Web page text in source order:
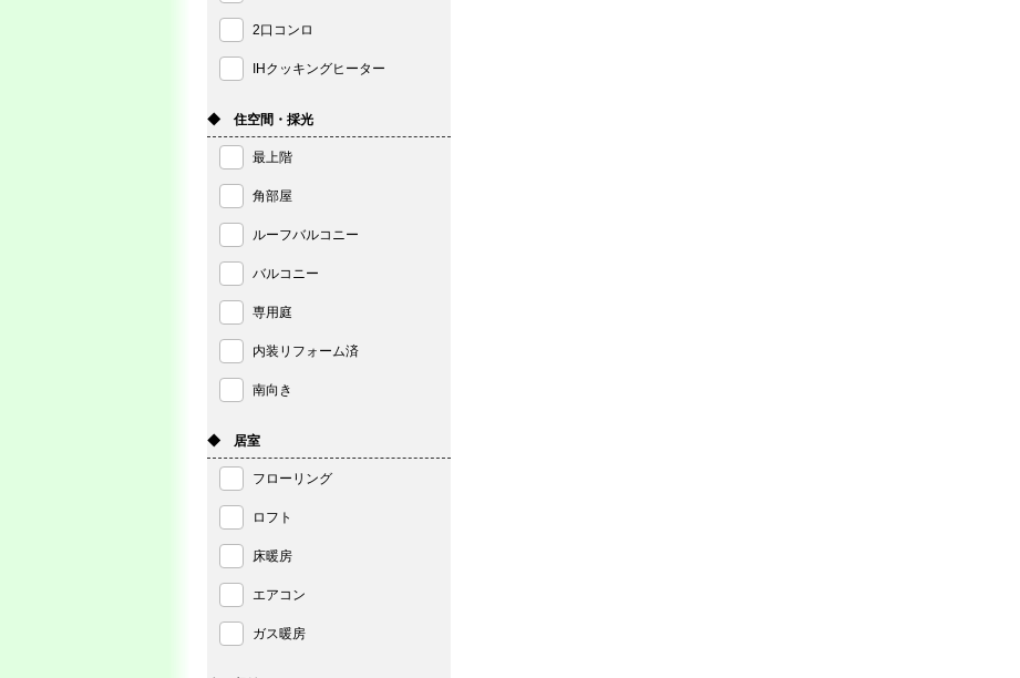
2口コンロ
IHクッキングヒーター
◆ 住空間・採光
最上階
角部屋
ルーフバルコニー
バルコニー
専用庭
内装リフォーム済
南向き
◆ 居室
フローリング
ロフト
床暖房
エアコン
ガス暖房